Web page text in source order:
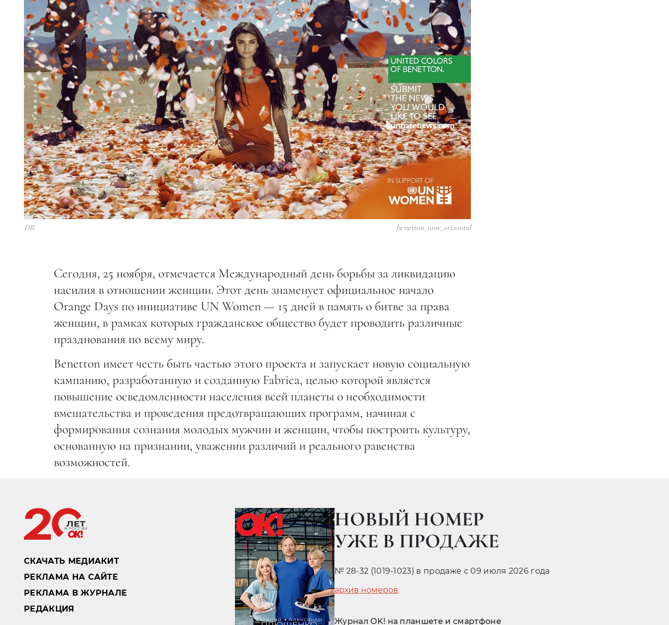
DR benetton_unw_orizontal
Сегодня, 25 ноября, отмечается Международный день борьбы за ликвидацию
насилия в отношении женщин. Этот день знаменует официальное начало
Orange Days по инициативе UN Women — 15 дней в память о битве за права
женщин, в рамках которых гражданское общество будет проводить различные
празднования по всему миру.
Benetton имеет честь быть частью этого проекта и запускает новую социальную
кампанию, разработанную и созданную Fabrica, целью которой является
повышение осведомленности населения всей планеты о необходимости
вмешательства и проведения предотвращающих программ, начиная с
формирования сознания молодых мужчин и женщин, чтобы построить культуру,
основанную на признании, уважении различий и реального равенства
возможностей.
СКАЧАТЬ МЕДИАКИТ
РЕКЛАМА НА САЙТЕ
РЕКЛАМА В ЖУРНАЛЕ
РЕДАКЦИЯ
НОВЫЙ НОМЕР
УЖЕ В ПРОДАЖЕ
№ 28-32 (1019-1023) в продаже с 09 июля 2026 года
архив номеров
Журнал OK! на планшете и смартфоне